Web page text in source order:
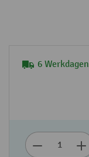
6 Werkdagen